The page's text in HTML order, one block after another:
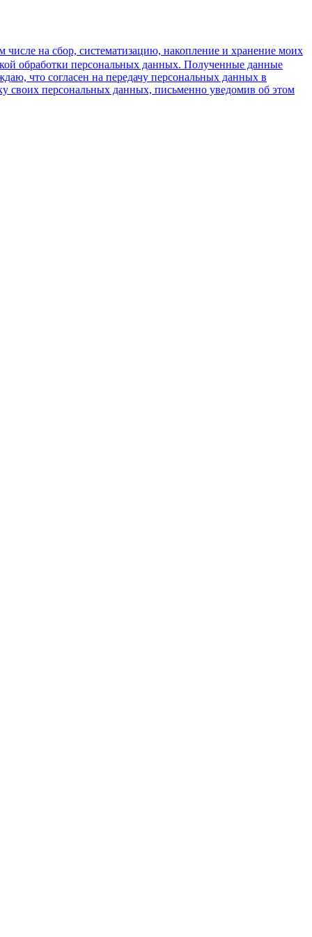
на сбор, систематизацию, накопление и хранение моих
обработки персональных данных. Полученные данные
что согласен на передачу персональных данных в
своих персональных данных, письменно уведомив об этом